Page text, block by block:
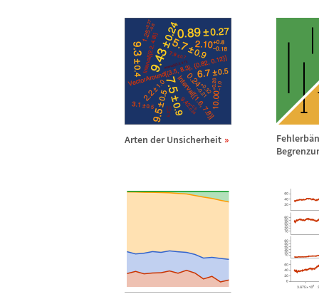
Arten der Unsicherheit Fehlerbä